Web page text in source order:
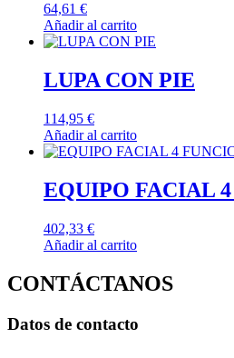
64,61 €
Añadir al carrito
LUPA CON PIE
114,95 €
Añadir al carrito
EQUIPO FACIAL
402,33 €
Añadir al carrito
CONTÁCTANOS
Datos de contacto